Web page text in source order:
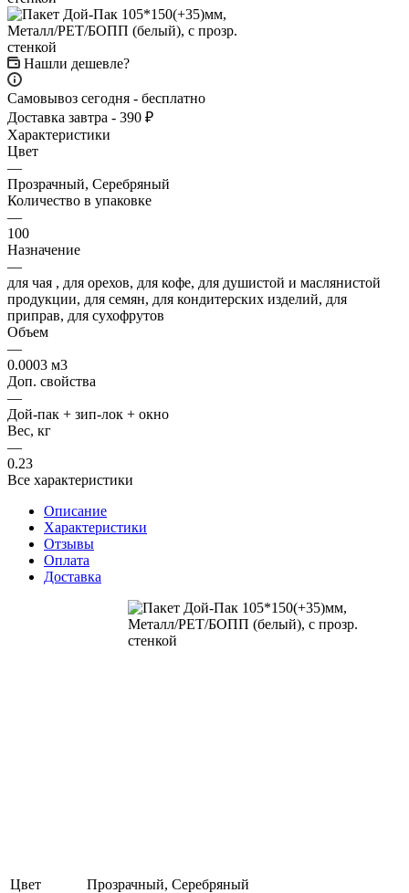
Нашли дешевле?
Самовывоз сегодня - бесплатно
Доставка завтра - 390 ₽
Характеристики
Цвет
—
Прозрачный, Серебряный
Количество в упаковке
—
100
Назначение
—
для чая , для орехов, для кофе, для душистой и маслянистой
продукции, для семян, для кондитерских изделий, для
приправ, для сухофрутов
Объем
—
0.0003 м3
Доп. свойства
—
Дой-пак + зип-лок + окно
Вес, кг
—
0.23
Все характеристики
Описание
Характеристики
Отзывы
Оплата
Доставка
Цвет
Прозрачный, Серебряный